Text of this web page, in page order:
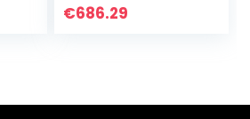
klein 12/24 V
€686.29